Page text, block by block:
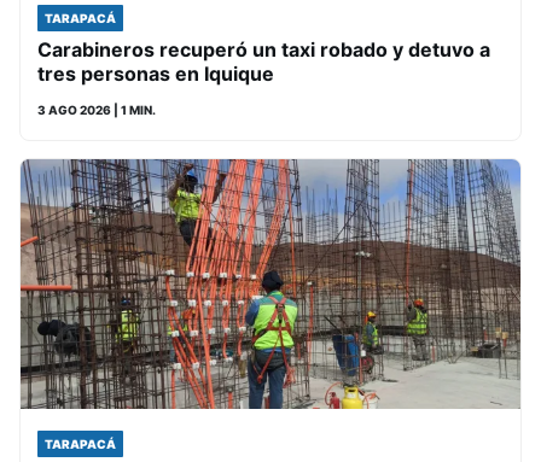
TARAPACÁ
Carabineros recuperó un taxi robado y detuvo a
tres personas en Iquique
3 AGO 2026 | 1 MIN.
TARAPACÁ